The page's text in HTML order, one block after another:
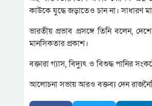
কাউকে যুদ্ধে জড়াতেও চান না। সাধারণ
ভারতীয় প্রভাব প্রসঙ্গে তিনি বলেন,
মানসিকতার প্রকাশ।
বক্তারা গ্যাস, বিদ্যুৎ ও বিশুদ্ধ পানির
আলোচনা সভায় আরও বক্তব্য দেন